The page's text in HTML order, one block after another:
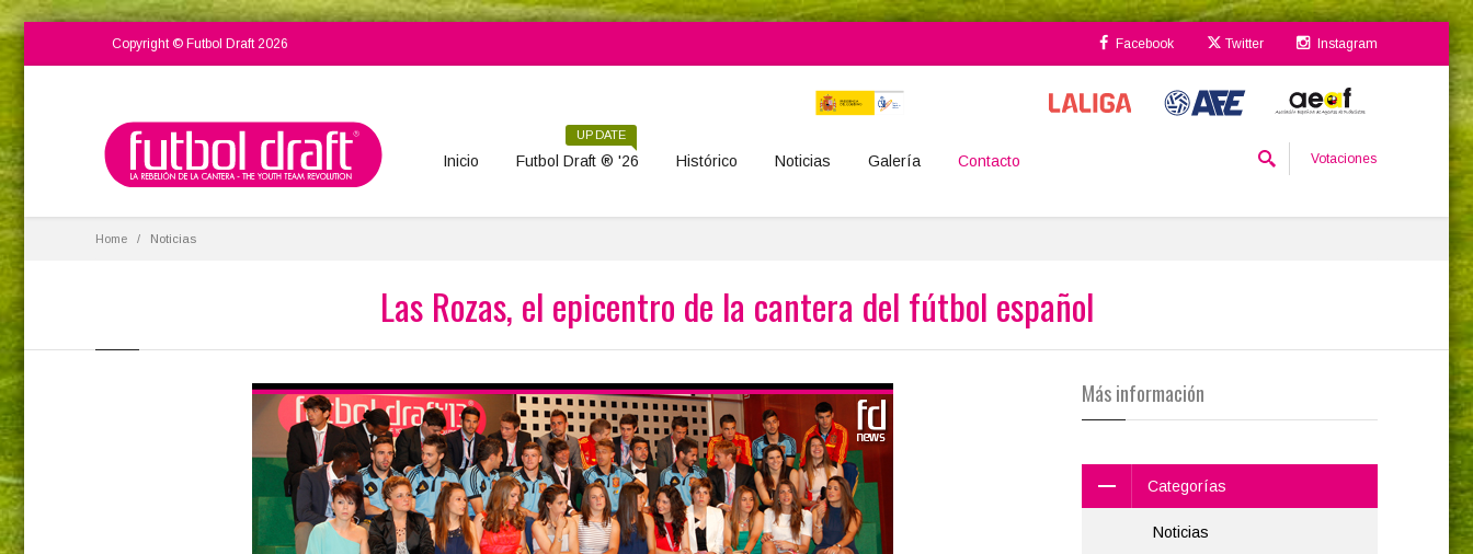
Copyright © Futbol Draft 2026 Facebook Twitter Instagram
Votaciones
Inicio Futbol Draft ® '26
UPDATE
Histórico Noticias Galería Contacto
Home Noticias
Las Rozas, el epicentro de la cantera del fútbol español
Más información
Categorías
Noticias